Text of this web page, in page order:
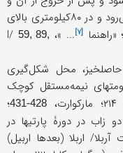
عبور از شهر آلتون‌کوپری، به سمت جنوب می‌رود و در ۸۰کیلومتری بالای
«راهنما[۷] ... »، I/ 59, 89,
محل شکل‌گیری
نیمه‌مستقل کوچک
428-431
؛
زاب در دورۀ پارتیها در
اربلا (بعدها اربیل)